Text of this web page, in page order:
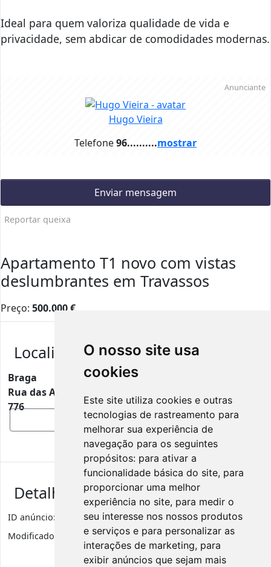
O nosso site usa
cookies
Este site utiliza cookies e outras
tecnologias de rastreamento para
melhorar sua experiência de
navegação para os seguintes
propósitos: para ativar a
funcionalidade básica do site, para
proporcionar uma melhor
experiência no site, para medir o
seu interesse nos nossos produtos
e serviços e para personalizar as
interações de marketing, para
exibir anúncios que sejam mais
Ideal para quem valoriza qualidade de vida e
privacidade, sem abdicar de comodidades modernas.
Telefone96..........mostrar
Anunciante
Hugo Vieira
Enviar mensagem
Reportar queixa
Apartamento T1 novo com vistas
deslumbrantes em Travassos
Preço: 500.000€
Localização
Braga
Rua das Alminhas nº 18 R/C Esquerdo Frente, 4830-
776
Detalhes de anúncio
ID anúncio: 6020 Visualizações
159
Modificado:
6 dias Categoria: Apartamentos